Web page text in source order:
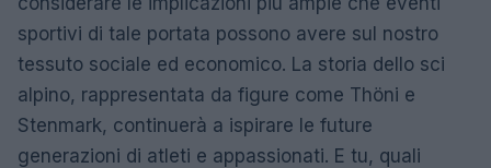
sportivi di tale portata possono avere sul nostro
tessuto sociale ed economico. La storia dello sci
alpino, rappresentata da figure come Thöni e
Stenmark, continuerà a ispirare le future
generazioni di atleti e appassionati. E tu, quali